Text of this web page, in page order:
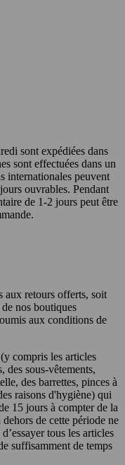
sont expédiées dans
sont effectuées dans un
internationales peuvent
ouvrables. Pendant
de 1-2 jours peut être
aux retours offerts, soit
nos boutiques
aux conditions de
compris les articles
des sous-vêtements,
des barrettes, pinces à
raisons d'hygiène) qui
15 jours à compter de la
de cette période ne
tous les articles
suffisamment de temps